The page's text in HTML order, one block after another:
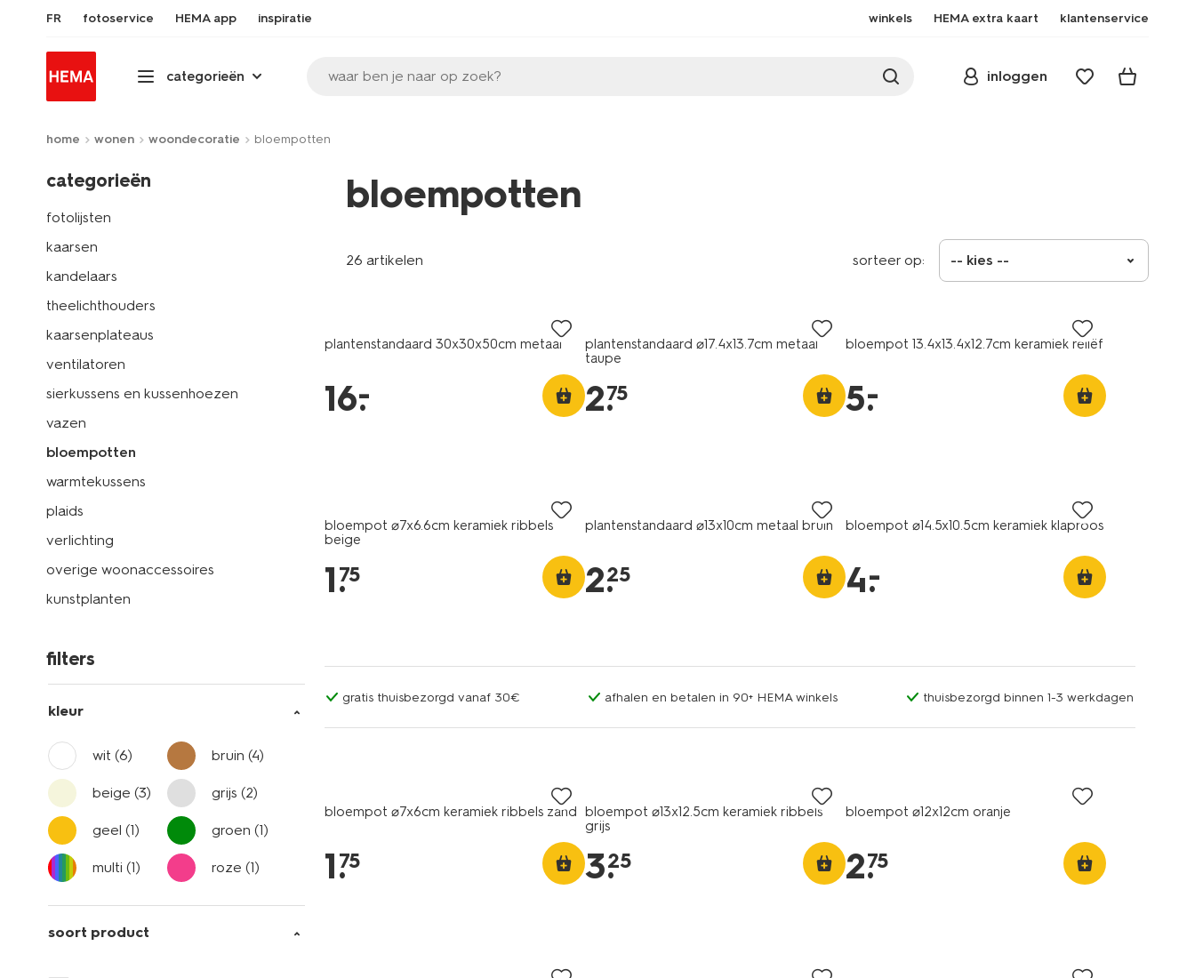
FR fotoservice HEMA app inspiratie winkels HEMA extra kaart klantenservice
categorieën waar ben je naar op zoek? inloggen
home wonen woondecoratie bloempotten
categorieën
fotolijsten
kaarsen
kandelaars
theelichthouders
kaarsenplateaus
ventilatoren
sierkussens en kussenhoezen
vazen
bloempotten
warmtekussens
plaids
verlichting
overige woonaccessoires
kunstplanten
filters
kleur
wit (6) bruin(4)
beige (3) grijs(2)
geel (1) groen(1)
multi (1) roze(1)
soort product
bloempotten
26 artikelen sorteer op: -- kies --
plantenstandaard 30x30x50cm metaal
16.
–
plantenstandaard ⌀17.4x13.7cm metaal
taupe
2.
75
bloempot 13.4x13.4x12.7cm keramiek reliëf
5.
–
bloempot ⌀7x6.6cm keramiek ribbels
beige
1.
75
plantenstandaard ⌀13x10cm metaal bruin
2.
25
bloempot ⌀14.5x10.5cm keramiek klaproos
4.
–
gratis thuisbezorgd vanaf 30€ afhalen en betalen in 90+ HEMA winkels thuisbezorgd binnen 1-3 werkdagen
bloempot ⌀7x6cm keramiek ribbels zand
1.
75
bloempot ⌀13x12.5cm keramiek ribbels
grijs
3.
25
bloempot ⌀12x12cm oranje
2.
75